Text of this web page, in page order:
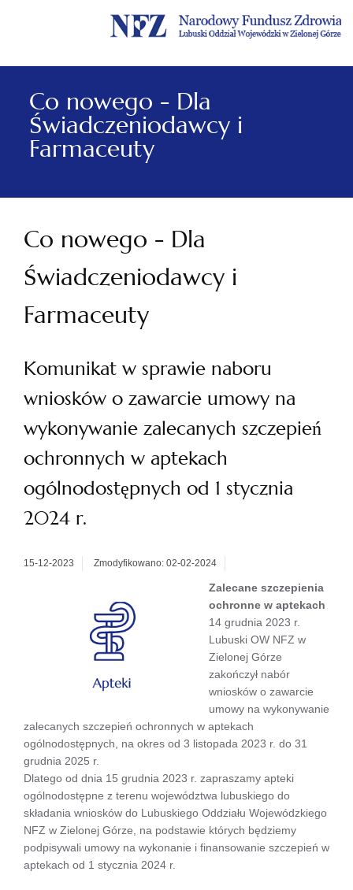
Menu
główne
Menu
lewe
Treść
główna
Szukaj
w
serwisie
Stopka
Co nowego - Dla
Świadczeniodawcy i
Farmaceuty
Co nowego - Dla
Świadczeniodawcy i
Farmaceuty
Komunikat w sprawie naboru
wniosków o zawarcie umowy na
wykonywanie zalecanych szczepień
ochronnych w aptekach
ogólnodostępnych od 1 stycznia
2024 r.
15-12-2023 Zmodyfikowano: 02-02-2024
Zalecane szczepienia
ochronne w aptekach
14 grudnia 2023 r.
Lubuski OW NFZ w
Zielonej Górze
zakończył nabór
wniosków o zawarcie
umowy na wykonywanie
zalecanych szczepień ochronnych w aptekach
ogólnodostępnych, na okres od 3 listopada 2023 r. do 31
grudnia 2025 r.
Dlatego od dnia 15 grudnia 2023 r. zapraszamy apteki
ogólnodostępne z terenu województwa lubuskiego do
składania wniosków do Lubuskiego Oddziału Wojewódzkiego
NFZ w Zielonej Górze, na podstawie których będziemy
podpisywali umowy na wykonanie i finansowanie szczepień w
aptekach od 1 stycznia 2024 r.